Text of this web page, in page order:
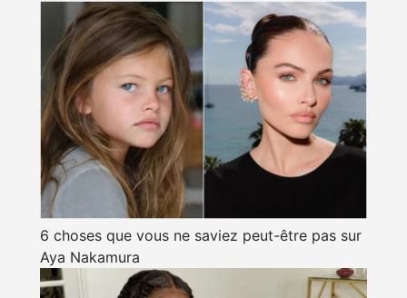
6 choses que vous ne saviez peut-être pas sur
Aya Nakamura